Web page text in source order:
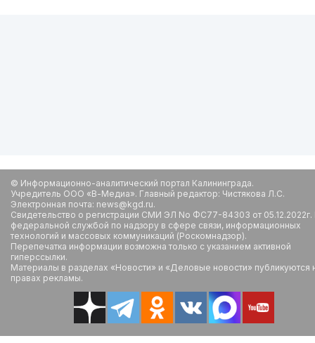
© Информационно-аналитический портал Калининграда.
Учредитель ООО «В-Медиа». Главный редактор: Чистякова Л.С.
Электронная почта: news@kgd.ru.
Свидетельство о регистрации СМИ ЭЛ No ФС77-84303 от
федеральной службой по надзору в сфере связи, информационных
технологий и массовых коммуникаций (Роскомнадзор).
Перепечатка информации возможна только с указанием активной
гиперссылки.
Материалы в разделах «Новости» и «Деловые новости» публикуются
правах рекламы.